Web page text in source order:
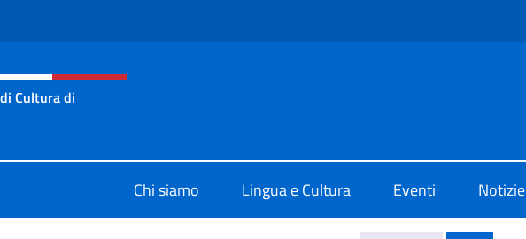
e menù
Cultura di
Chi siamo Lingua e Cultura Eventi Notizie